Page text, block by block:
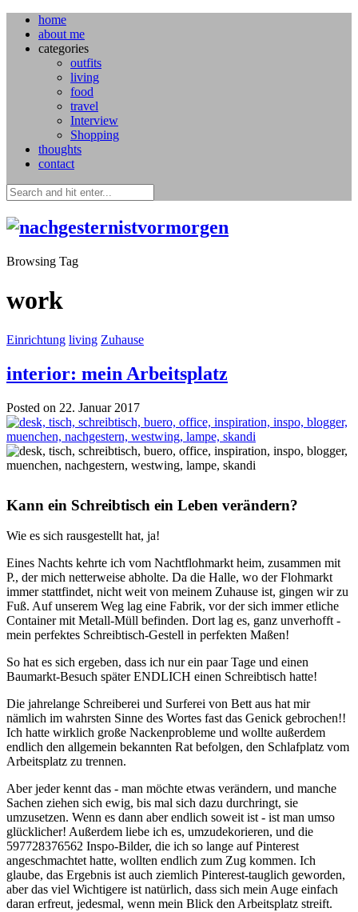
home
about me
categories
outfits
living
food
travel
Interview
Shopping
thoughts
contact
Browsing Tag
work
Einrichtung living Zuhause
interior: mein Arbeitsplatz
Posted on 22. Januar 2017
Kann ein Schreibtisch ein Leben verändern?
Wie es sich rausgestellt hat, ja!
Eines Nachts kehrte ich vom Nachtflohmarkt heim, zusammen mit
P., der mich netterweise abholte. Da die Halle, wo der Flohmarkt
immer stattfindet, nicht weit von meinem Zuhause ist, gingen wir zu
Fuß. Auf unserem Weg lag eine Fabrik, vor der sich immer etliche
Container mit Metall-Müll befinden. Dort lag es, ganz unverhofft -
mein perfektes Schreibtisch-Gestell in perfekten Maßen!
So hat es sich ergeben, dass ich nur ein paar Tage und einen
Baumarkt-Besuch später ENDLICH einen Schreibtisch hatte!
Die jahrelange Schreiberei und Surferei von Bett aus hat mir
nämlich im wahrsten Sinne des Wortes fast das Genick gebrochen!!
Ich hatte wirklich große Nackenprobleme und wollte außerdem
endlich den allgemein bekannten Rat befolgen, den Schlafplatz vom
Arbeitsplatz zu trennen.
Aber jeder kennt das - man möchte etwas verändern, und manche
Sachen ziehen sich ewig, bis mal sich dazu durchringt, sie
umzusetzen. Wenn es dann aber endlich soweit ist - ist man umso
glücklicher! Außerdem liebe ich es, umzudekorieren, und die
597728376562 Inspo-Bilder, die ich so lange auf Pinterest
angeschmachtet hatte, wollten endlich zum Zug kommen. Ich
glaube, das Ergebnis ist auch ziemlich Pinterest-tauglich geworden,
aber das viel Wichtigere ist natürlich, dass sich mein Auge einfach
daran erfreut, jedesmal, wenn mein Blick den Arbeitsplatz streift.